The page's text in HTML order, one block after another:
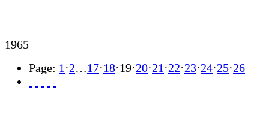
1965
Page: 1 ·2…17·18·19·20·21 ·22·23·24·25·26